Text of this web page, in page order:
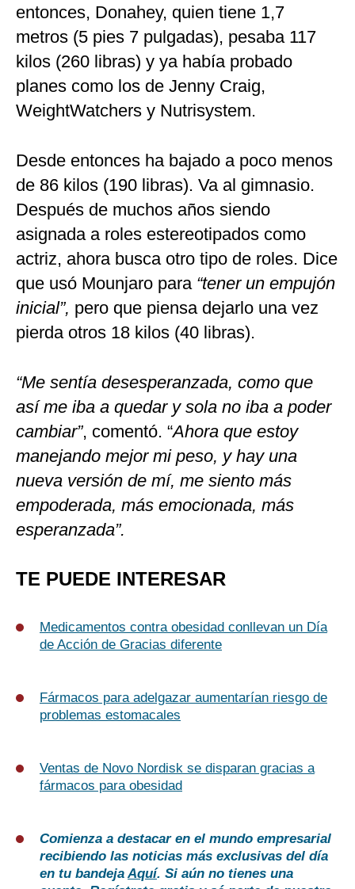
entonces, Donahey, quien tiene 1,7
metros (5 pies 7 pulgadas), pesaba 117
kilos (260 libras) y ya había probado
planes como los de Jenny Craig,
WeightWatchers y Nutrisystem.
Desde entonces ha bajado a poco menos
de 86 kilos (190 libras). Va al gimnasio.
Después de muchos años siendo
asignada a roles estereotipados como
actriz, ahora busca otro tipo de roles. Dice
que usó Mounjaro para“tener un empujón
inicial”, pero que piensa dejarlo una vez
pierda otros 18 kilos (40 libras).
“Me sentía desesperanzada, como que
así me iba a quedar y sola no iba a poder
cambiar”, comentó. “Ahora que estoy
manejando mejor mi peso, y hay una
nueva versión de mí, me siento más
empoderada, más emocionada, más
esperanzada”.
TE PUEDE INTERESAR
Medicamentos contra obesidad conllevan un Día
de Acción de Gracias diferente
Fármacos para adelgazar aumentarían riesgo de
problemas estomacales
Ventas de Novo Nordisk se disparan gracias a
fármacos para obesidad
Comienza a destacar en el mundo empresarial
recibiendo las noticias más exclusivas del día
en tu bandejaAquí. Si aún no tienes una